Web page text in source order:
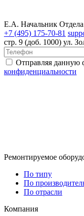
Е.А. Начальник
+7 (495) 175-70-81
стр. 9 (доб. 1000) ул.
Отправляя данную
конфиденциальности
Ремонтируемое
По типу
По
По отрасли
Компания